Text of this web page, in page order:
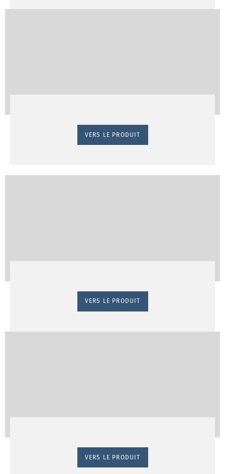
VERS LE PRODUIT
VERS LE PRODUIT
VERS LE PRODUIT